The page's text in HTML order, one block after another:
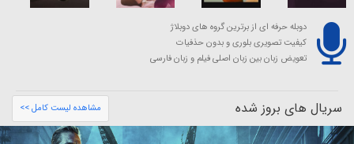
دوبله حرفه ای از برترین گروه های دوبلاژ
کیفیت تصویری بلوری و بدون حذفیات
تعویض زبان بین زبان اصلی فیلم و زبان فارسی
سریال های بروز شده مشاهده لیست کامل >>